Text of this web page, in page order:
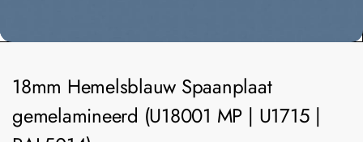
18mm Hemelsblauw Spaanplaat
gemelamineerd (U18001 MP | U1715 |